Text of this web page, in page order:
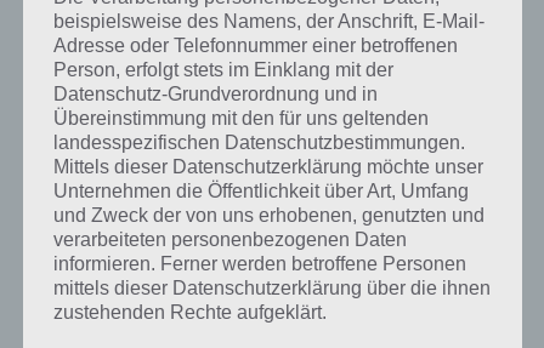
Kurze Begriffserklärung zur Lösung
Satellit
Satellit ist die Lösung für das tägliche Rätsel am 10.9.2021 in 4 Bilder 1
Wort, doch welche Bedeutung hat dieses eigentlich und was gibt es
beispielsweise des Namens, der Anschrift, E-Mail-
Adresse oder Telefonnummer einer betroffenen
Person, erfolgt stets im Einklang mit der
Datenschutz-Grundverordnung und in
Übereinstimmung mit den für uns geltenden
landesspezifischen Datenschutzbestimmungen.
Mittels dieser Datenschutzerklärung möchte unser
Unternehmen die Öffentlichkeit über Art, Umfang
und Zweck der von uns erhobenen, genutzten und
verarbeiteten personenbezogenen Daten
informieren. Ferner werden betroffene Personen
mittels dieser Datenschutzerklärung über die ihnen
zustehenden Rechte aufgeklärt.